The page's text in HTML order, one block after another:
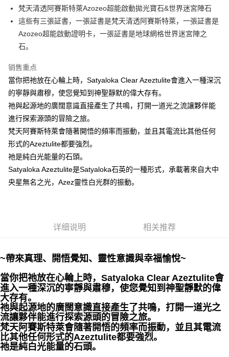
Apple Pay
街口支付
悠遊付
ATM付款
全家取貨付款
每笔NT$80，满NT$3,000(含以上)免运费
7-11取貨付款
賣家宅配幫您送（台灣）
每笔NT$80，满NT$3,000(含以上)免运费
梵天清透阿賽斯特萊Azozeo超能啟動拋光寶石&世界迷宮陣石
這些有三張証書，一張証書是梵天清透阿賽斯特萊，一張証書是
Azozeo超能啟動證明卡，一張証書是地球網格世界迷宮陣之
石。
销售重点
當你把祂放在心輪上時，Satyaloka Clear Azeztulite會進入一種深沉
的寧靜與肅穆，使您覺知到神聖靜默的偉大存有。
祂與起源地的廣闊意識直接產生了共鳴，打開一道光之流讓夥伴能
進行探索源頭的冒險之旅。
梵天阿賽斯特萊會隨著開悟的頻率而振動，並且其電流比其他任何
形式的Azeztulite都要強烈。
祂是純白光能量的石頭。
Satyaloka Azeztulite是Satyaloka石英的一種形式，承載著來自大中
央星無名之光，Azez靈性白光群的振動。
详细说明 相关推荐
~帶來真理、開悟覺知、靈性意識與幸福愉悅~
當你把祂放在心輪上時，Satyaloka Clear Azeztulite會
進入一種深沉的寧靜與肅穆，使您覺知到神聖靜默的偉
大存有。
祂與起源地的廣闊意識直接產生了共鳴，打開一道光之
流讓夥伴能進行探索源頭的冒險之旅。
梵天阿賽斯特萊會隨著開悟的頻率而振動，並且其電流
比其他任何形式的Azeztulite都要強烈。
祂是純白光能量的石頭。